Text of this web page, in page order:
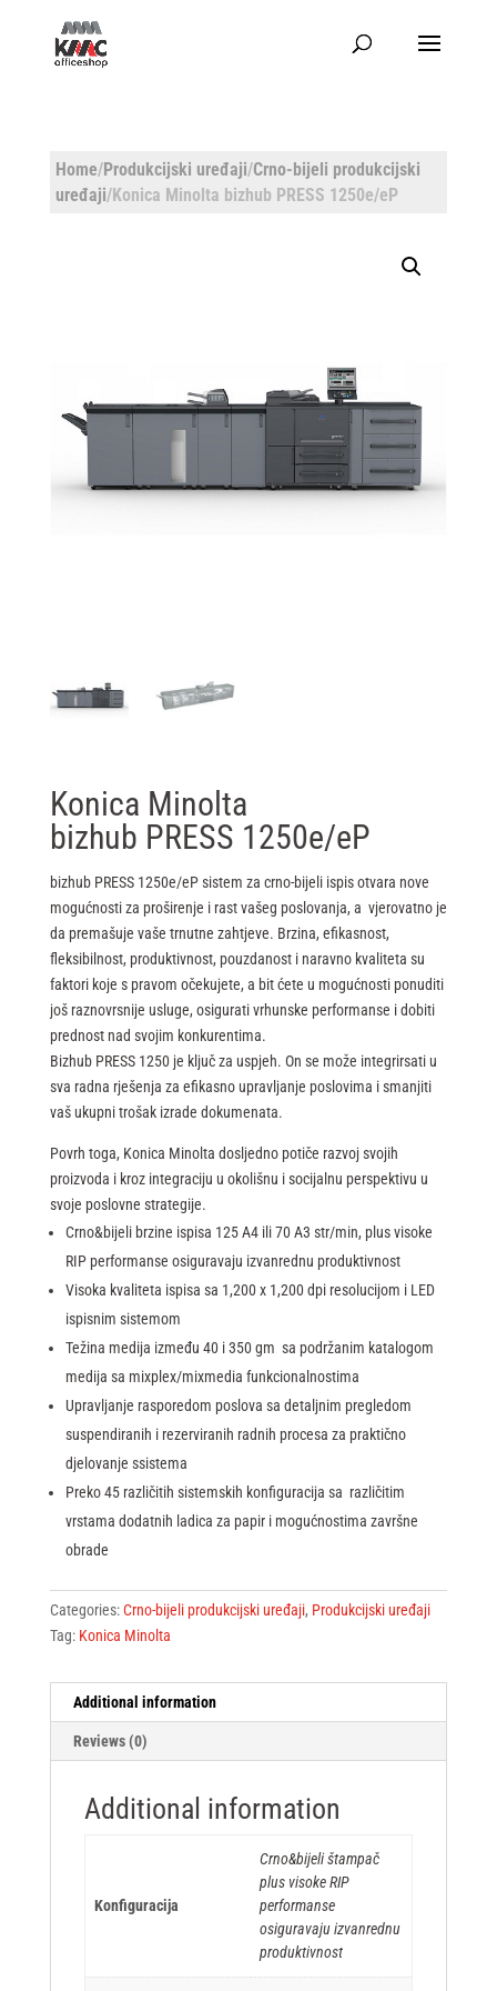
Home/Produkcijski uređaji/Crno-bijeli produkcijski
uređaji/Konica Minolta bizhub PRESS 1250e/eP
Konica Minolta
bizhub PRESS 1250e/eP
bizhub PRESS 1250e/eP sistem za crno-bijeli ispis otvara nove
mogućnosti za proširenje i rast vašeg poslovanja, a vjerovatno je
da premašuje vaše trnutne zahtjeve. Brzina, efikasnost,
fleksibilnost, produktivnost, pouzdanost i naravno kvaliteta su
faktori koje s pravom očekujete, a bit ćete u mogućnosti ponuditi
još raznovrsnije usluge, osigurati vrhunske performanse i dobiti
prednost nad svojim konkurentima.
Bizhub PRESS 1250 je ključ za uspjeh. On se može integrirsati u
sva radna rješenja za efikasno upravljanje poslovima i smanjiti
vaš ukupni trošak izrade dokumenata.
Povrh toga, Konica Minolta dosljedno potiče razvoj svojih
proizvoda i kroz integraciju u okolišnu i socijalnu perspektivu u
svoje poslovne strategije.
Crno&bijeli brzine ispisa 125 A4 ili 70 A3 str/min, plus visoke
RIP performanse osiguravaju izvanrednu produktivnost
Visoka kvaliteta ispisa sa 1,200 x 1,200 dpi resolucijom i LED
ispisnim sistemom
Težina medija između 40 i 350 gm sa podržanim katalogom
medija sa mixplex/mixmedia funkcionalnostima
Upravljanje rasporedom poslova sa detaljnim pregledom
suspendiranih i rezerviranih radnih procesa za praktično
djelovanje ssistema
Preko 45 različitih sistemskih konfiguracija sa različitim
vrstama dodatnih ladica za papir i mogućnostima završne
obrade
Categories:Crno-bijeli produkcijski uređaji, Produkcijski uređaji
Tag: Konica Minolta
Additional information
Reviews (0)
Additional information
Konfiguracija
Crno&bijeli štampač
plus visoke RIP
performanse
osiguravaju izvanrednu
produktivnost